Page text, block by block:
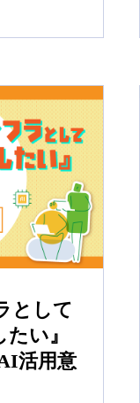
として
い』
活用意